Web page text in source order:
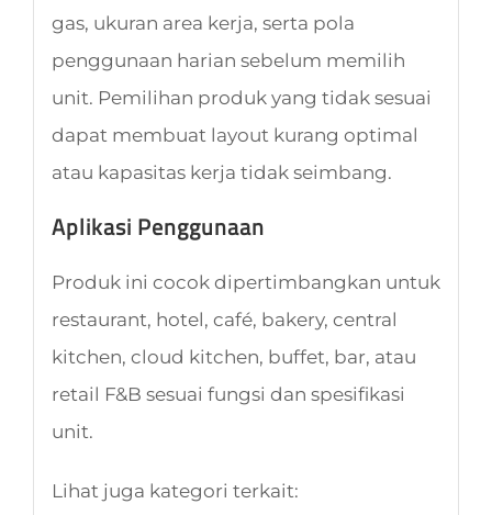
gas, ukuran area kerja, serta pola
penggunaan harian sebelum memilih
unit. Pemilihan produk yang tidak sesuai
dapat membuat layout kurang optimal
atau kapasitas kerja tidak seimbang.
Aplikasi Penggunaan
Produk ini cocok dipertimbangkan untuk
restaurant, hotel, café, bakery, central
kitchen, cloud kitchen, buffet, bar, atau
retail F&B sesuai fungsi dan spesifikasi
unit.
Lihat juga kategori terkait: